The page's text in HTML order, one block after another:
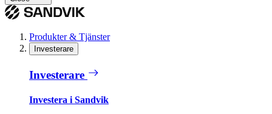
Produkter & Tjänster
Investerare
Investerare
Investera i Sandvik